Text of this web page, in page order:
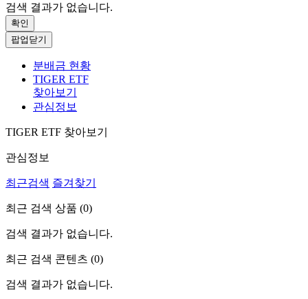
검색 결과가 없습니다.
확인
팝업닫기
분배금 현황
TIGER ETF
찾아보기
관심정보
TIGER ETF 찾아보기
관심정보
최근검색 즐겨찾기
최근 검색 상품 (0)
검색 결과가 없습니다.
최근 검색 콘텐츠 (0)
검색 결과가 없습니다.